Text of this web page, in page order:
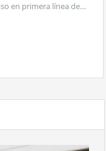
en primera línea de…